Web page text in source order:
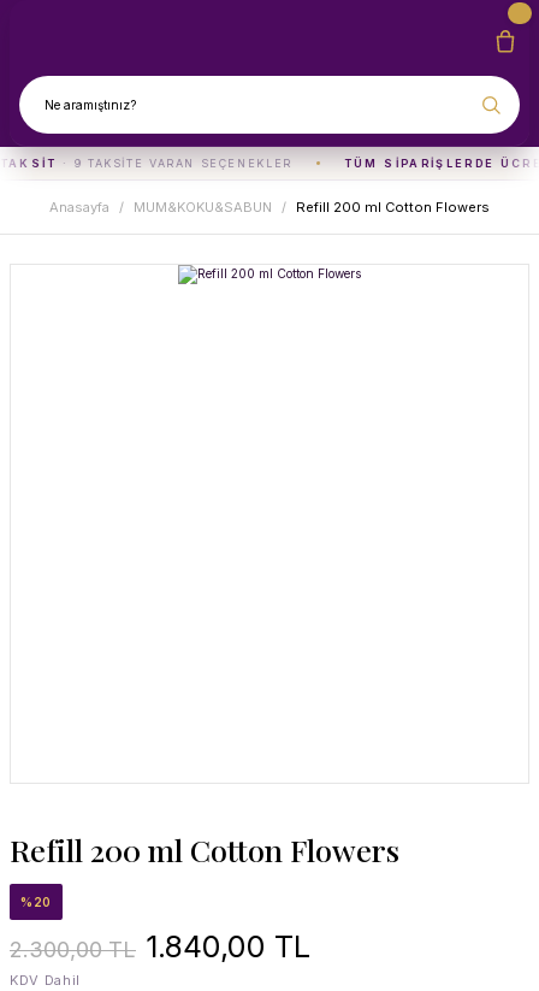
· 9 TAKSITE VARAN SEÇENEKLER TÜM SIPARIŞLERDE
Anasayfa MUM&KOKU&SABUN Refill 200 ml Cotton Flowers
Refill 200 ml Cotton Flowers
%20
2.300,00 TL 1.840,00 TL
KDV Dahil